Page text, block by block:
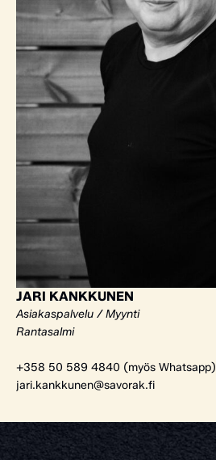
JARI KANKKUNEN
Asiakaspalvelu / Myynti
Rantasalmi
+358 50 589 4840 (myös Whatsapp)
jari.kankkunen@savorak.fi